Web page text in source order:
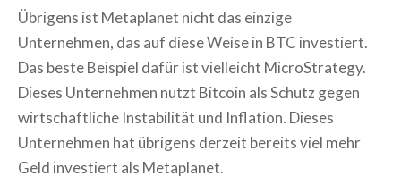
Übrigens ist Metaplanet nicht das einzige
Unternehmen, das auf diese Weise in BTC investiert.
Das beste Beispiel dafür ist vielleicht MicroStrategy.
Dieses Unternehmen nutzt Bitcoin als Schutz gegen
wirtschaftliche Instabilität und Inflation. Dieses
Unternehmen hat übrigens derzeit bereits viel mehr
Geld investiert als Metaplanet.